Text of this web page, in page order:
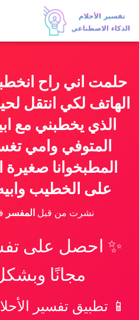
حلمت اني راح
الهاتف لكي انتقل
الذي يخطبني مع
المتوفي وامي
المطبخوانا
على الخطيب
نشرت من قبلالمفسر
✨ احصل على
مجانًا